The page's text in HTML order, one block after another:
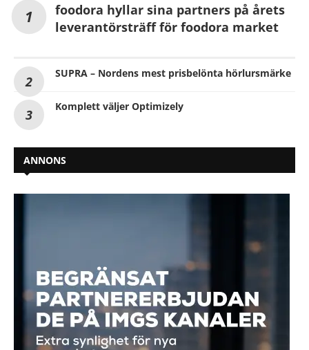
foodora hyllar sina partners på årets
leverantörsträff för foodora market
SUPRA – Nordens mest prisbelönta hörlursmärke
Komplett väljer Optimizely
ANNONS